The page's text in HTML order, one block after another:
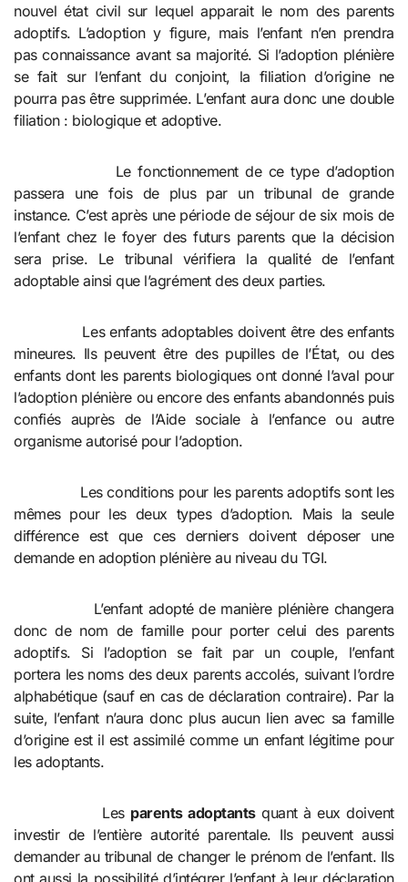
nouvel état civil sur lequel apparait le nom des parents
adoptifs. L’adoption y figure, mais l’enfant n’en prendra
pas connaissance avant sa majorité. Si l’adoption plénière
se fait sur l’enfant du conjoint, la filiation d’origine ne
pourra pas être supprimée. L’enfant aura donc une double
filiation : biologique et adoptive.
Le fonctionnement de ce type d’adoption
passera une fois de plus par un tribunal de grande
instance. C’est après une période de séjour de six mois de
l’enfant chez le foyer des futurs parents que la décision
sera prise. Le tribunal vérifiera la qualité de l’enfant
adoptable ainsi que l’agrément des deux parties.
Les enfants adoptables doivent être des enfants
mineures. Ils peuvent être des pupilles de l’État, ou des
enfants dont les parents biologiques ont donné l’aval pour
l’adoption plénière ou encore des enfants abandonnés puis
confiés auprès de l’Aide sociale à l’enfance ou autre
organisme autorisé pour l’adoption.
Les conditions pour les parents adoptifs sont les
mêmes pour les deux types d’adoption. Mais la seule
différence est que ces derniers doivent déposer une
demande en adoption plénière au niveau du TGI.
L’enfant adopté de manière plénière changera
donc de nom de famille pour porter celui des parents
adoptifs. Si l’adoption se fait par un couple, l’enfant
portera les noms des deux parents accolés, suivant l’ordre
alphabétique (sauf en cas de déclaration contraire). Par la
suite, l’enfant n’aura donc plus aucun lien avec sa famille
d’origine est il est assimilé comme un enfant légitime pour
les adoptants.
Les parents adoptantsquant à eux doivent
investir de l’entière autorité parentale. Ils peuvent aussi
demander au tribunal de changer le prénom de l’enfant. Ils
ont aussi la possibilité d’intégrer l’enfant à leur déclaration